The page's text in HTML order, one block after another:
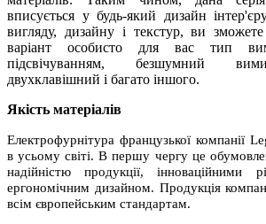
вписується у будь-який дизайн
вигляду, дизайну і текстур, ви
варіант особисто для вас тип
підсвічуванням, безшумний
двухклавішний і багато іншого.
Якість матеріалів
Електрофурнітура французької компанії
в усьому світі. В першу чергу це
надійністю продукції,
ергономічним дизайном. Продукція
всім європейським стандартам.